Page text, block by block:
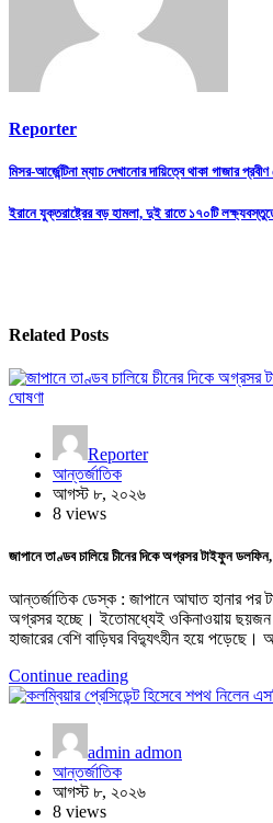
Reporter
Post
navigation
মিসর-আর্জেন্টিনা ম্যাচ দেখানোর দায়িত্বে থাকা গাজার
ইরানে যুক্তরাষ্ট্রের বড় হামলা, দুই রাতে ১৭০টি
Related Posts
Reporter
আন্তর্জাতিক
আগস্ট ৮, ২০২৬
8 views
জাপানে তাণ্ডব চালিয়ে চীনের দিকে অগ্রসর টাইফুন
আন্তর্জাতিক ডেস্ক : জাপানে আঘাত হানার পর
অগ্রসর হচ্ছে। ইতোমধ্যেই ওকিনাওয়ায়
হাজারের বেশি বাড়িঘর বিদ্যুৎহীন হয়ে
Continue reading
admin admon
আন্তর্জাতিক
আগস্ট ৮, ২০২৬
8 views